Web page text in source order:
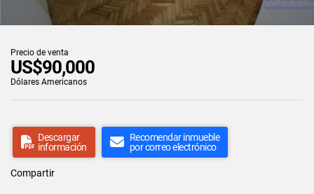
Precio de venta
US$90,000
Dólares Americanos
Descargar
información
Recomendar inmueble
por correo electrónico
Compartir